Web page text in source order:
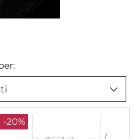
-20%